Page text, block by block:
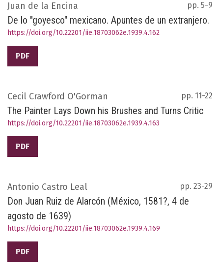
Juan de la Encina pp. 5-9
De lo "goyesco" mexicano. Apuntes de un extranjero.
https://doi.org/10.22201/iie.18703062e.1939.4.162
PDF
Cecil Crawford O'Gorman pp. 11-22
The Painter Lays Down his Brushes and Turns Critic
https://doi.org/10.22201/iie.18703062e.1939.4.163
PDF
Antonio Castro Leal pp. 23-29
Don Juan Ruiz de Alarcón (México, 1581?, 4 de
agosto de 1639)
https://doi.org/10.22201/iie.18703062e.1939.4.169
PDF